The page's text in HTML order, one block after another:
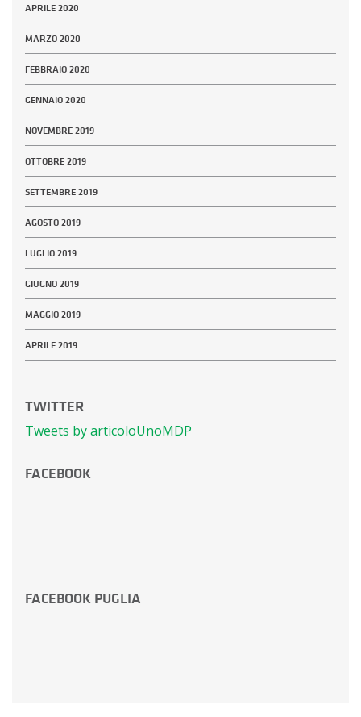
APRILE 2020
MARZO 2020
FEBBRAIO 2020
GENNAIO 2020
NOVEMBRE 2019
OTTOBRE 2019
SETTEMBRE 2019
AGOSTO 2019
LUGLIO 2019
GIUGNO 2019
MAGGIO 2019
APRILE 2019
TWITTER
Tweets by articoloUnoMDP
FACEBOOK
FACEBOOK PUGLIA